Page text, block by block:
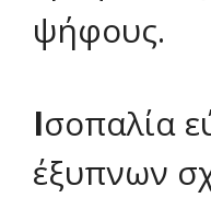
ψήφους.
Ισοπαλία
έξυπνων